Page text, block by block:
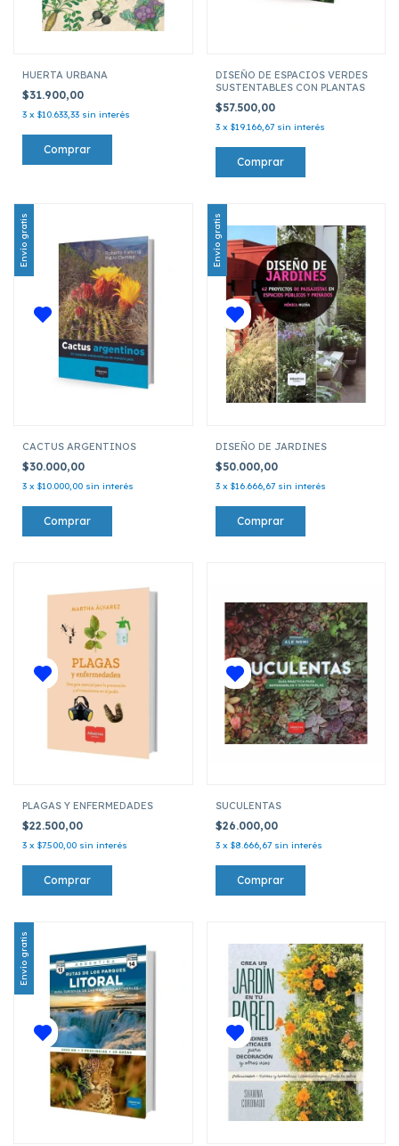
HUERTA URBANA
$31.900,00
3 x $10.633,33 sin interés
DISEÑO DE ESPACIOS VERDES
SUSTENTABLES CON PLANTAS
$57.500,00
3 x $19.166,67 sin interés
Envío gratis
CACTUS ARGENTINOS
$30.000,00
3 x $10.000,00 sin interés
Envío gratis
DISEÑO DE JARDINES
$50.000,00
3 x $16.666,67 sin interés
PLAGAS Y ENFERMEDADES
$22.500,00
3 x $7.500,00 sin interés
SUCULENTAS
$26.000,00
3 x $8.666,67 sin interés
Envío gratis